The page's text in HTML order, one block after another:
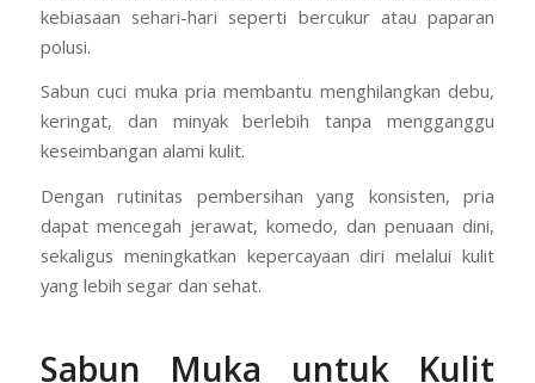
kebiasaan sehari-hari seperti bercukur atau paparan
polusi.
Sabun cuci muka pria membantu menghilangkan debu,
keringat, dan minyak berlebih tanpa mengganggu
keseimbangan alami kulit.
Dengan rutinitas pembersihan yang konsisten, pria
dapat mencegah jerawat, komedo, dan penuaan dini,
sekaligus meningkatkan kepercayaan diri melalui kulit
yang lebih segar dan sehat.
Sabun Muka untuk Kulit